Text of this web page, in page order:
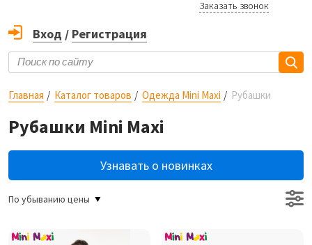
Заказать звонок
Вход / Регистрация
Главная Каталог товаров Одежда Mini Maxi Рубашки
Рубашки Mini Maxi
Узнавать о новинках
По убыванию цены